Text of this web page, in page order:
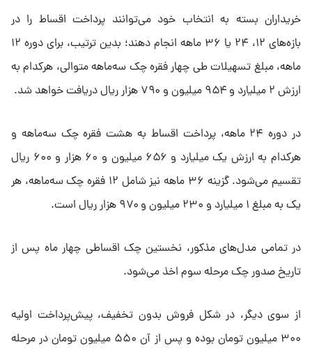
خریداران بسته به انتخاب خود می‌توانند پرداخت اقساط را در
بازه‌های ۱۲، ۲۴ یا ۳۶ ماهه انجام دهند؛ بدین ترتیب، برای دوره ۱۲
ماهه، مبلغ تسهیلات طی چهار فقره چک سه‌ماهه متوالی، هرکدام به
ارزش ۲ میلیارد و ۹۵۴ میلیون و ۷۹۰ هزار ریال دریافت خواهد شد.
در دوره ۲۴ ماهه، پرداخت اقساط به هشت فقره چک سه‌ماهه و
هرکدام به ارزش یک میلیارد و ۶۵۶ میلیون و ۶۰ هزار و ۶۰۰ ریال
تقسیم می‌شود. گزینه ۳۶ ماهه نیز شامل ۱۲ فقره چک سه‌ماهه، هر
یک به مبلغ ۱ میلیارد و ۲۳۰ میلیون و ۹۷۰ هزار ریال است.
در تمامی مدل‌های مذکور، نخستین چک اقساطی چهار ماه پس از
تاریخ صدور چک مرحله سوم اخذ می‌شود.
از سوی دیگر، در شکل فروش بدون تخفیف، پیش‌پرداخت اولیه
۳۰۰ میلیون تومان بوده و پس از آن ۵۵۰ میلیون تومان در مرحله